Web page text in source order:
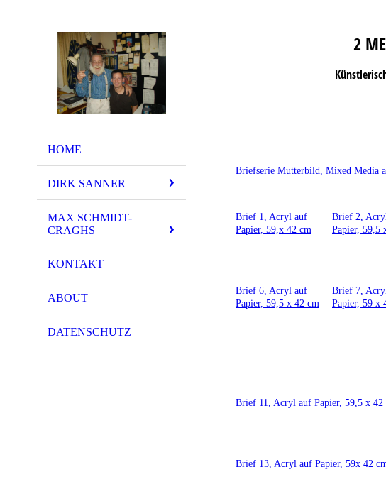
HOME
DIRK SANNER
MAX SCHMIDT-
CRAGHS
KONTAKT
ABOUT
DATENSCHUTZ
2
Briefserie Mutterbild, Mixed Media
Brief 1, Acryl auf
Papier, 59,x 42 cm
Brief 2,
Papier, 59,5
Brief 6, Acryl auf
Papier, 59,5 x 42 cm
Brief 7,
Papier, 59 x
Brief 11, Acryl auf Papier, 59,5 x 42
Brief 13, Acryl auf Papier, 59x 42